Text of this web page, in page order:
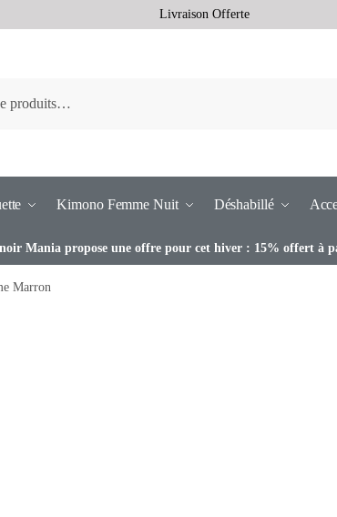
Livraison Offerte
Kimono Femme Nuit Déshabillé
Mania propose une offre pour cet hiver : 15% offert à
Marron